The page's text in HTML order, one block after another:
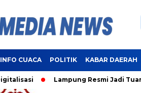
INFO CUACA POLITIK KABAR DAERAH
Lampung Resmi Jadi Tuan Rumah